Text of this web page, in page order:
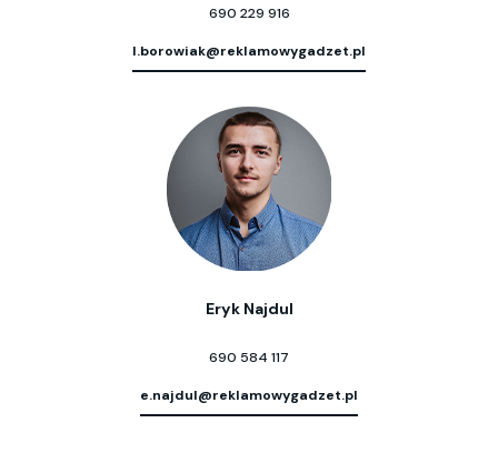
690 229 916
l.borowiak@reklamowygadzet.pl
Eryk Najdul
690 584 117
e.najdul@reklamowygadzet.pl